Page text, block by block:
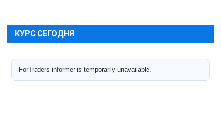
КУРС СЕГОДНЯ